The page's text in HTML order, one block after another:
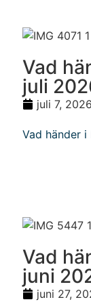
Vad
juli
juli 7, 2026
Vad händer i
Vad
juni
juni 27,